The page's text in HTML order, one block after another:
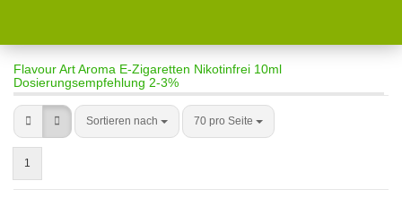
Flavour Art Aroma E-Zigaretten Nikotinfrei 10ml
Dosierungsempfehlung 2-3%
Sortieren nach 70 pro Seite
1